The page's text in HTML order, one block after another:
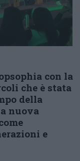
con la
che è stata
della
nuova
e